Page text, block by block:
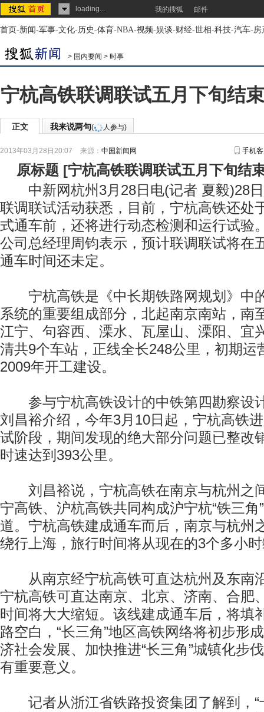
loading... 我的搜狐 邮件
首页-新闻-军事-文化-历史-体育-NBA-视频-娱谈-财经-世相-科技-汽车-房
> 国内要闻 > 时事
宁杭高铁联调联试五月下旬结
正文 我来说两句( 人参与)
2013年03月28日20:07 来源： 中国新闻网 手机
原标题 [宁杭高铁联调联试五月下旬结
中新网杭州3月28日电(记者 夏毅)28日
联调联试活动获悉，目前，宁杭高铁还处
式通车前，还将进行动态检测和运行试验
公司总经理周钧表示，预计联调联试将在
通车时间还未定。
宁杭高铁是《中长期铁路网规划》中的
系统的重要组成部分，北起南京南站，南
江宁、句容西、溧水、瓦屋山、溧阳、宜
清共9个车站，正线全长248公里，初期运
2009年开工建设。
参与宁杭高铁设计的中铁第四勘察设
刘昌裕介绍，今年3月10日起，宁杭高铁
试阶段，期间发现的绝大部分问题已整改
时速达到393公里。
刘昌裕说，宁杭高铁在南京与杭州之
宁高铁、沪杭高铁共同构成沪宁杭“铁三角
道。宁杭高铁建成通车而后，南京与杭州
绕行上海，旅行时间将从现在的3个多小
从南京经宁杭高铁可直达杭州及东南
宁杭高铁可直达南京、北京、济南、合肥
时间将大大缩短。该线建成通车后，将填
路空白，“长三角”地区高铁网络将初步形
济社会发展、加快推进“长三角”城镇化步
有重要意义。
记者从浙江省铁路投资集团了解到，“